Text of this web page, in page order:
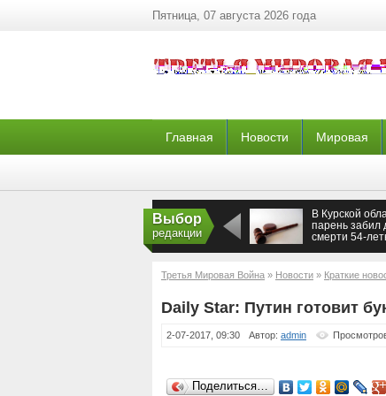
Пятница, 07 августа 2026 года
Главная Новости Мировая
Выбор
редакции
В Курской
парень забил
смерти 54-
Третья Мировая Война » Новости » Краткие
Daily Star: Путин готовит
2-07-2017, 09:30 Автор: admin
Поделиться…